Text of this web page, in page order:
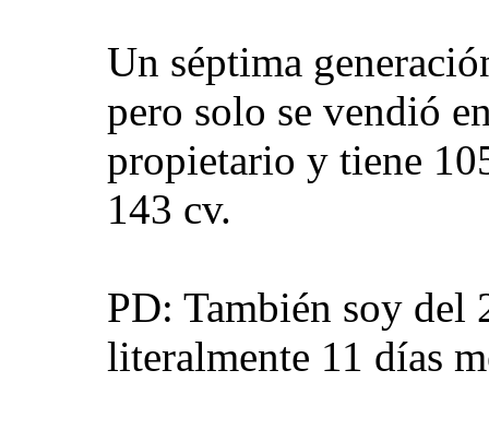
Un séptima
pero solo se vendió
propietario y tiene
143 cv.
PD: También soy del
literalmente 11 días